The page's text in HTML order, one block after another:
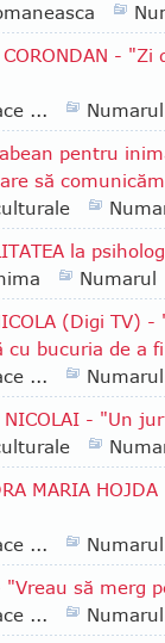
CORONDAN -
...
pentru
să
la psiholog
Numarul
(Digi TV)
cu bucuria de a
...
NICOLAI - "Un
MARIA
...
"Vreau să merg
...